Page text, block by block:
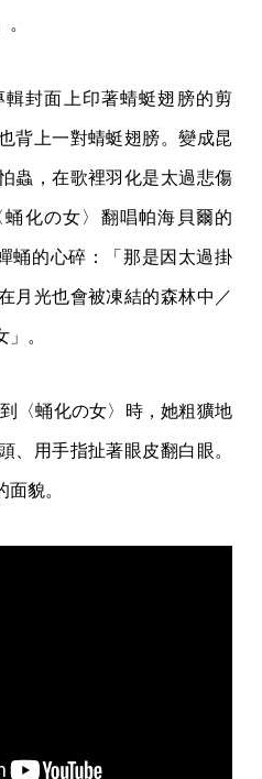
封面上印著蜻蜓翅膀的剪
背上一對蜻蜓翅膀。變成昆
蟲，在歌裡羽化是太過悲傷
化の女〉翻唱帕海貝爾的
蛹的心碎：「那是因太過掛
月光也會被凍結的森林中／
。
〈蛹化の女〉時，她粗獷地
、用手指扯著眼皮翻白眼。
貌。